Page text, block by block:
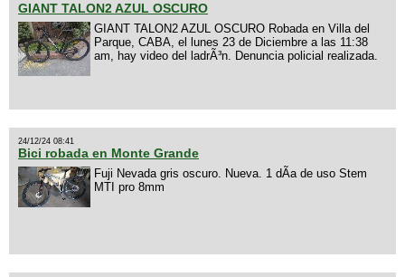
GIANT TALON2 AZUL OSCURO
GIANT TALON2 AZUL OSCURO Robada en Villa del
Parque, CABA, el lunes 23 de Diciembre a las 11:38
am, hay video del ladrÃ³n. Denuncia policial realizada.
24/12/24 08:41
Bici robada en Monte Grande
Fuji Nevada gris oscuro. Nueva. 1 dÃ­a de uso Stem
MTI pro 8mm